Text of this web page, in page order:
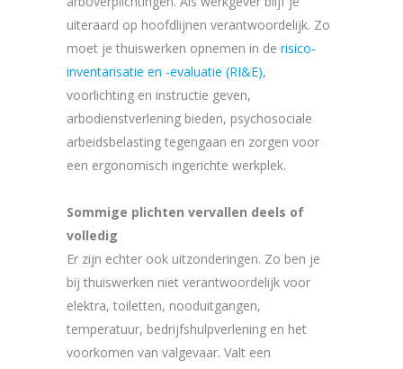
uiteraard op hoofdlijnen verantwoordelijk. Zo
moet je thuiswerken opnemen in de risico-
inventarisatie en -evaluatie (RI&E),
voorlichting en instructie geven,
arbodienstverlening bieden, psychosociale
arbeidsbelasting tegengaan en zorgen voor
een ergonomisch ingerichte werkplek.
Sommige plichten vervallen deels of
volledig
Er zijn echter ook uitzonderingen. Zo ben je
bij thuiswerken niet verantwoordelijk voor
elektra, toiletten, nooduitgangen,
temperatuur, bedrijfshulpverlening en het
voorkomen van valgevaar. Valt een